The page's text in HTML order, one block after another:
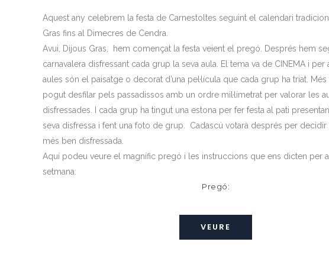
Aquest any celebrem la festa de Carnestoltes seguint el calendari
Gras fins al Dimecres de Cendra.
Avui, Dijous Gras, hem començat la festa veient el pregó. Després hem
carnavalera disfressant cada grup la seva aula. El tema va de CINEMA i per
aules són el paisatge o decorat d’una pel·lícula que cada grup ha triat.
pogut desfilar pels passadissos amb un ordre mil·limetrat per valorar les
disfressades. I cada grup ha tingut una estona per fer festa al pati
seva disfressa i fent una foto de grup. Cadascú votarà després per decidir
més ben disfressada.
Aquí podeu veure el magnífic pregó i les instruccions que ens dicten per
setmana:
Pregó:
VEURE